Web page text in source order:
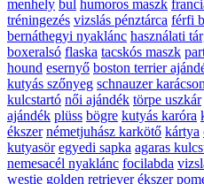
menhely bul humoros maszk
tréningezés vizslás pénztárca férfi
bernáthegyi nyaklánc használati
boxeralsó flaska tacskós maszk
hound esernyő boston terrier
kutyás szőnyeg schnauzer
kulcstartó női ajándék törpe uszkár
ajándék plüss bögre kutyás karóra
ékszer németjuhász karkötő kártya
kutyasör egyedi sapka agaras
nemesacél nyaklánc focilabda
westie golden retriever ékszer